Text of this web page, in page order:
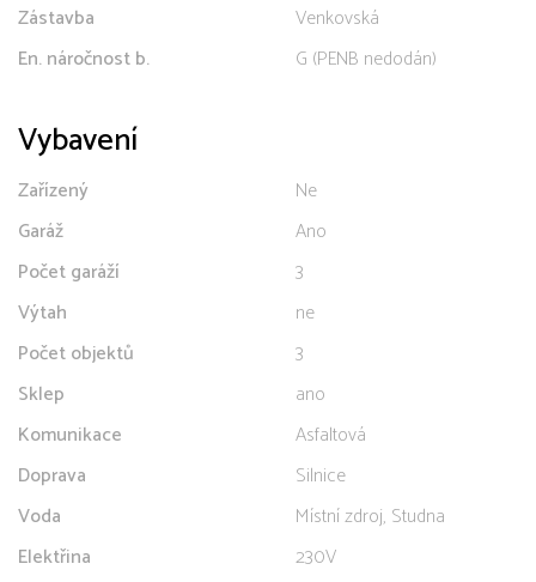
Zástavba
Venkovská
En. náročnost b.
G (PENB nedodán)
Vybavení
Zařízený
Ne
Garáž
Ano
Počet garáží
3
Výtah
ne
Počet objektů
3
Sklep
ano
Komunikace
Asfaltová
Doprava
Silnice
Voda
Místní zdroj, Studna
Elektřina
230V